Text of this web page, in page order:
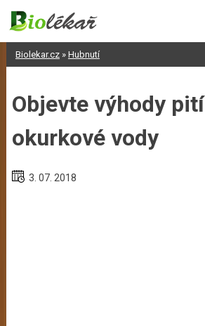
Skip
content
Biolekar.cz» Hubnutí
Objevte výhody pití
okurkové vody
3. 07. 2018